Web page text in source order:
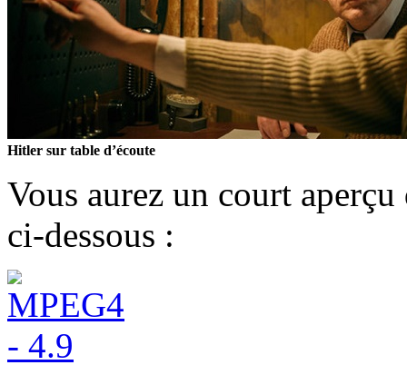
Hitler sur table d’écoute
Vous aurez un court
ci-dessous :